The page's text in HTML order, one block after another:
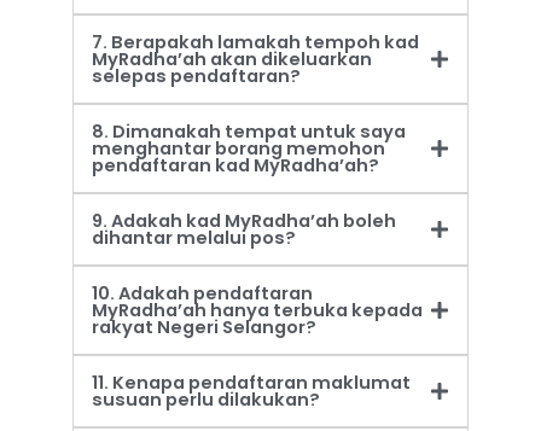
7. Berapakah lamakah tempoh kad
MyRadha’ah akan dikeluarkan
selepas pendaftaran?
8. Dimanakah tempat untuk saya
menghantar borang memohon
pendaftaran kad MyRadha’ah?
9. Adakah kad MyRadha’ah boleh
dihantar melalui pos?
10. Adakah pendaftaran
MyRadha’ah hanya terbuka kepada
rakyat Negeri Selangor?
11. Kenapa pendaftaran maklumat
susuan perlu dilakukan?